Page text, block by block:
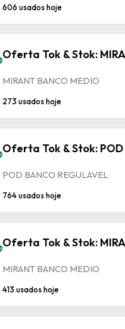
606 usados hoje
Oferta Tok & Stok:
MIRANT BANCO MEDIO
273 usados hoje
Oferta Tok & Stok: POD
POD BANCO REGULAVEL
764 usados hoje
Oferta Tok & Stok:
MIRANT BANCO MEDIO
413 usados hoje